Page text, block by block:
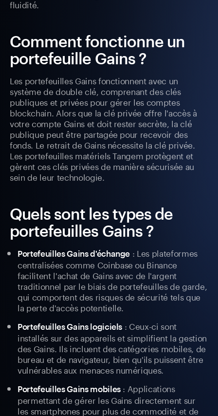
fluidité.
Comment fonctionne un
portefeuille Gains ?
Les portefeuilles Gains fonctionnent avec un
système de double clé, comprenant des clés
publiques et privées pour gérer les comptes
blockchain. Alors que la clé privée offre l'accès à
votre compte Gains et doit rester secrète, la clé
publique peut être partagée pour recevoir des
fonds. Le retrait de Gains nécessite la clé privée.
Les portefeuilles matériels Tangem protègent et
gèrent ces clés privées de manière sécurisée au
sein de leur technologie.
Quels sont les types de
portefeuilles Gains ?
Portefeuilles Gains d'échange : Les plateformes
centralisées comme Coinbase ou Binance
facilitent l'achat de Gains avec de l'argent
traditionnel par le biais de portefeuilles de garde,
qui comportent des risques de sécurité tels que
la perte d'accès potentielle.
Portefeuilles Gains logiciels : Ceux-ci sont
installés sur des appareils et simplifient la gestion
des Gains. Ils incluent des catégories mobiles, de
bureau et de navigateur, bien qu'ils puissent être
vulnérables aux menaces numériques.
Portefeuilles Gains mobiles: Applications
permettant de gérer les Gains directement sur
les smartphones pour plus de commodité et de